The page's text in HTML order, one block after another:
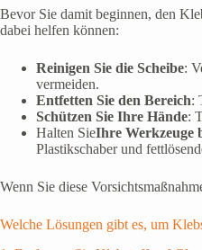
Bevor Sie damit beginnen, den
dabei helfen können:
Reinigen Sie die Scheibe:
vermeiden.
Entfetten Sie den Bereich:
Schützen Sie Ihre Hände:
Halten SieIhre Werkzeuge
Plastikschaber und
Wenn Sie diese
Welche Lösungen gibt es, um